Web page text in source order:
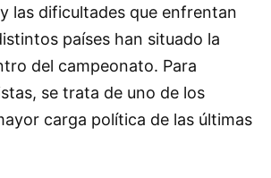
las dificultades que enfrentan
países han situado la
del campeonato. Para
se trata de uno de los
carga política de las últimas